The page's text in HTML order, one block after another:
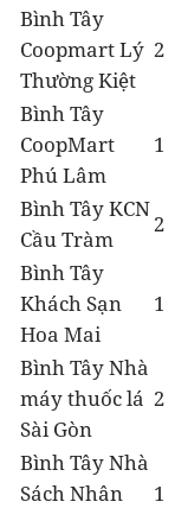
Bình Tây
Coopmart Lý
Thường Kiệt
2
Bình Tây
CoopMart
Phú Lâm
1
Bình Tây KCN
Cầu Tràm
2
Bình Tây
Khách Sạn
Hoa Mai
1
Bình Tây Nhà
máy thuốc lá
Sài Gòn
2
Bình Tây Nhà
Sách Nhân
1